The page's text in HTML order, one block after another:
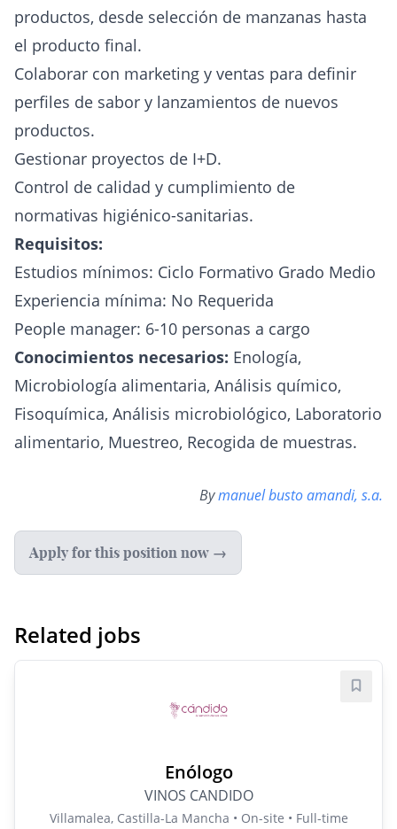
productos, desde selección de manzanas hasta
el producto final.
Colaborar con marketing y ventas para definir
perfiles de sabor y lanzamientos de nuevos
productos.
Gestionar proyectos de I+D.
Control de calidad y cumplimiento de
normativas higiénico-sanitarias.
Requisitos:
Estudios mínimos: Ciclo Formativo Grado Medio
Experiencia mínima: No Requerida
People manager: 6-10 personas a cargo
Conocimientos necesarios: Enología,
Microbiología alimentaria, Análisis químico,
Fisoquímica, Análisis microbiológico, Laboratorio
alimentario, Muestreo, Recogida de muestras.
Bymanuel busto amandi, s.a.
Apply for this position now →
Related jobs
Enólogo
VINOS CANDIDO
Villamalea, Castilla-La Mancha • On-site • Full-time
Save